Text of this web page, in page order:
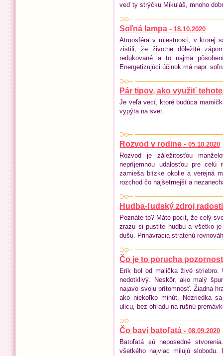
veď ty strýčku Mikuláš, mnoho
Soľná lampa - 18.10.2020
Atmosféra v miestnosti, v ktorej
zistili, že životne dôležité
redukované a to najmä
Energetizujúci účinok má napr.
Pár tipov, ako využiť
Je veľa vecí, ktoré budúca
vypýta na svet.
Rozvod v rodine -05.10.2020
Rozvod je záležitosťou
nepríjemnou udalosťou pre
zamieša blízke okolie a verejná
rozchod čo najšetrnejší a
Hudba-ľudský zdroj
Poznáte to? Máte pocit, že celý
zrazu si pustite hudbu a všetko
dušu. Prinavracia stratenú
Čo je to porucha
Erik bol od malička živé
nedotklivý. Neskôr, ako malý
najavo svoju prítomnosť. Žiadna
ako niekoľko minút. Nezriedka
ulicu, bez ohľadu na rušnú
Čo baví batoľatá -08.09.2020
Batoľatá sú neposedné
všetkého najviac milujú slobodu.